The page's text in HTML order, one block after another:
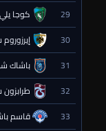
29 كوجا
30
31 باشاك
32
33 قاسم